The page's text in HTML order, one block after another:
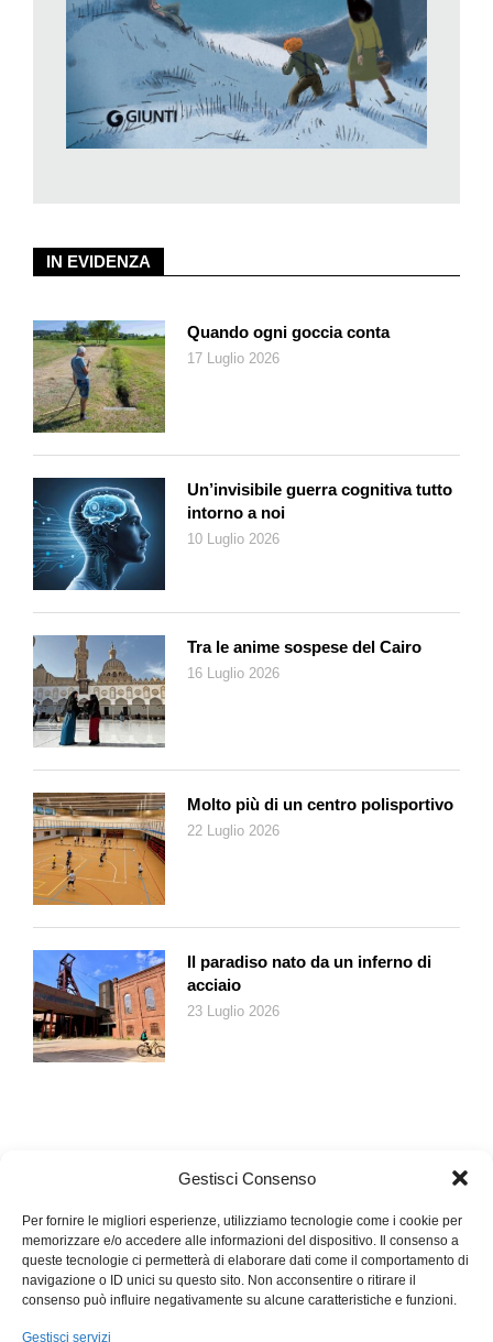
Gestisci Consenso
Per fornire le migliori esperienze, utilizziamo tecnologie come i cookie per
memorizzare e/o accedere alle informazioni del dispositivo. Il consenso a
queste tecnologie ci permetterà di elaborare dati come il comportamento di
navigazione o ID unici su questo sito. Non acconsentire o ritirare il
consenso può influire negativamente su alcune caratteristiche e funzioni.
Gestisci servizi
branco / sfilano in fila ma alcuni di fianco…»; o ternari e
ottonari sempre sdruccioli, come «rondine / c’è tanto cielo,
prendine…»; o enjambement che rallentano l’andamento del
«lentissimo bradipo», perché «solo / in un posto bellissimo /
vale / la pena di andarci / solo / in un posto che merita / tempo
/ per arrivarci…» Ma questi non sono che pochi esempi, tratti
demoni di dominio, così come insegue – nella struggente
poesia Versi di volpe fiamma – la volpe.
IN EVIDENZA
Quando ogni goccia conta
17 Luglio 2026
Un’invisibile guerra cognitiva tutto
intorno a noi
10 Luglio 2026
Tra le anime sospese del Cairo
16 Luglio 2026
Molto più di un centro polisportivo
22 Luglio 2026
Il paradiso nato da un inferno di
acciaio
23 Luglio 2026